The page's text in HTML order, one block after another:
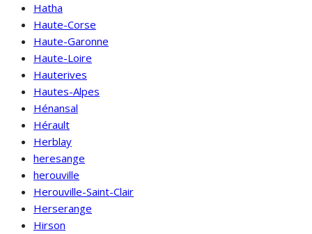
Hatha
Haute-Corse
Haute-Garonne
Haute-Loire
Hauterives
Hautes-Alpes
Hénansal
Hérault
Herblay
heresange
herouville
Herouville-Saint-Clair
Herserange
Hirson